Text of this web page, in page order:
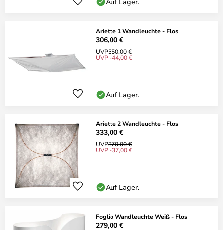
Ariette 1 Wandleuchte - Flos
306,00 €
UVP350,00 €
UVP -44,00 €
Auf Lager.
Ariette 2 Wandleuchte - Flos
333,00 €
UVP370,00 €
UVP -37,00 €
Auf Lager.
Foglio Wandleuchte Weiß - Flos
279,00 €